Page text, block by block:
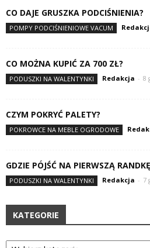
CO DAJE GRUSZKA PODCIŚNIENIA?
POMPY PODCIŚNIENIOWE VACUM
CO MOŻNA KUPIĆ ZA 700 ZŁ?
PODUSZKI NA WALENTYNKI Redakcja - 8
CZYM POKRYĆ PALETY?
POKROWCE NA MEBLE OGRODOWE
GDZIE PÓJŚĆ NA PIERWSZĄ
PODUSZKI NA WALENTYNKI Redakcja - 7
KATEGORIE
Kategorie